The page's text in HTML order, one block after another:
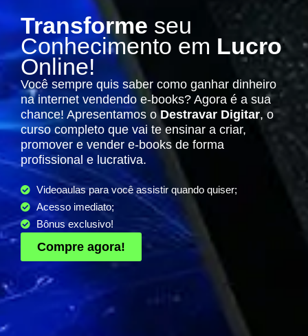
Transforme seu
Conhecimento em Lucro
Online!
Você sempre quis saber como ganhar dinheiro
na internet vendendo e-books? Agora é a sua
chance! Apresentamos oDestravar Digitar, o
curso completo que vai te ensinar a criar,
promover e vender e-books de forma
profissional e lucrativa.
Videoaulas para você assistir quando quiser;
Acesso imediato;
Bônus exclusivo!
Compre agora!